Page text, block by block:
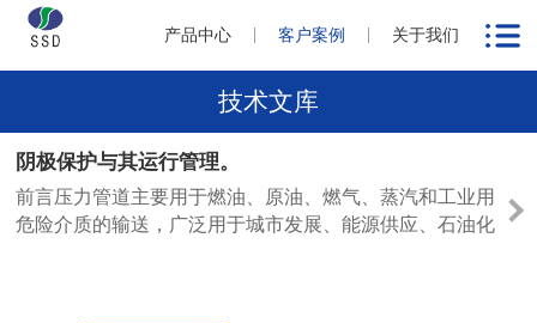
产品中心 客户案例 关于我们
技术文库
阴极保护与其运行管理。
前言压力管道主要用于燃油、原油、燃气、蒸汽和工业用
危险介质的输送，广泛用于城市发展、能源供应、石油化